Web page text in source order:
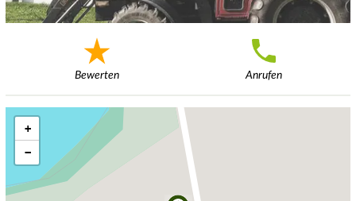
Bewerten Anrufen
+
−